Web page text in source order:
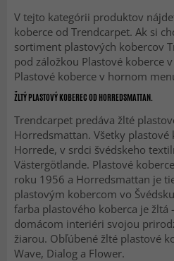
V tejto kategórii produktov
koberce od Trendcarpet. Ak si
sortiment plastových kobercov
pod záložkou Plastové koberce
Plastové koberce v hornom
ŽLTÝ PLASTOVÝ KOBEREC OD HORREDSMATTAN.
Trendcarpet predáva žlté
Horredsmattan. Všetky plastové
Horrede, v srdci švédskeho
Västergötlande. Plastové
roku 1956 a Horredsmattan je
plastovým kobercom vo
farba plastového koberca je žltá
domácom interiéri svojou
žiarou. Obľúbené žlté plastové
Wave, Dialog a Flower.